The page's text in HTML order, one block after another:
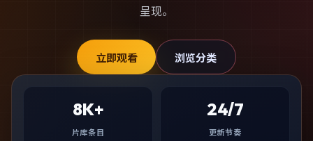
呈现。
立即观看 浏览分类
8K+
片库条目
24/7
更新节奏